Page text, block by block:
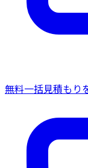
無料一括見積もり